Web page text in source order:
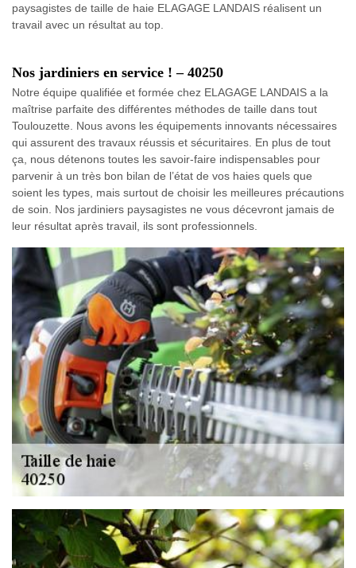
paysagistes de taille de haie ELAGAGE LANDAIS réalisent un
travail avec un résultat au top.
Nos jardiniers en service ! – 40250
Notre équipe qualifiée et formée chez ELAGAGE LANDAIS a la
maîtrise parfaite des différentes méthodes de taille dans tout
Toulouzette. Nous avons les équipements innovants nécessaires
qui assurent des travaux réussis et sécuritaires. En plus de tout
ça, nous détenons toutes les savoir-faire indispensables pour
parvenir à un très bon bilan de l’état de vos haies quels que
soient les types, mais surtout de choisir les meilleures précautions
de soin. Nos jardiniers paysagistes ne vous décevront jamais de
leur résultat après travail, ils sont professionnels.